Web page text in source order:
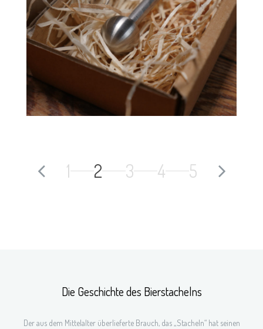
1 2 3 4 5
Die Geschichte des Bierstachelns
Der aus dem Mittelalter überlieferte Brauch, das „Stacheln“ hat seinen